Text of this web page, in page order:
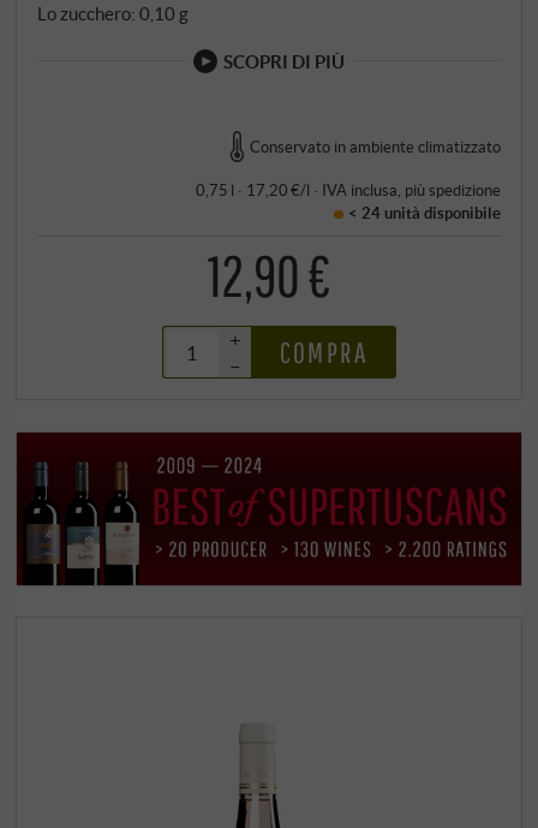
Lo zucchero: 0,10 g
SCOPRI DI PIÙ
Conservato in ambiente climatizzato
0,75 l · 17,20 €/l · IVA inclusa, più spedizione
< 24 unità disponibile
12,90 €
+
–
COMPRA